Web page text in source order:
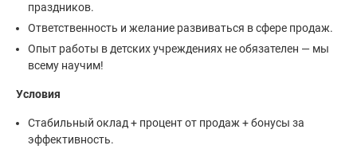
праздников.
Ответственность и желание развиваться в сфере продаж.
Опыт работы в детских учреждениях не обязателен — мы
всему научим!
Условия
Стабильный оклад + процент от продаж + бонусы за
эффективность.